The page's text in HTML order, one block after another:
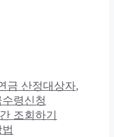
금 산정대상자,
령신청
조회하기